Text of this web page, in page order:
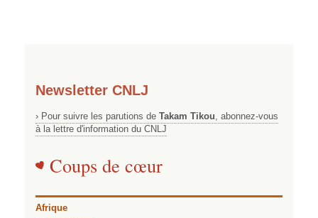
Newsletter CNLJ
› Pour suivre les parutions de Takam Tikou, abonnez-vous
à la lettre d'information du CNLJ
Coups de cœur
Afrique